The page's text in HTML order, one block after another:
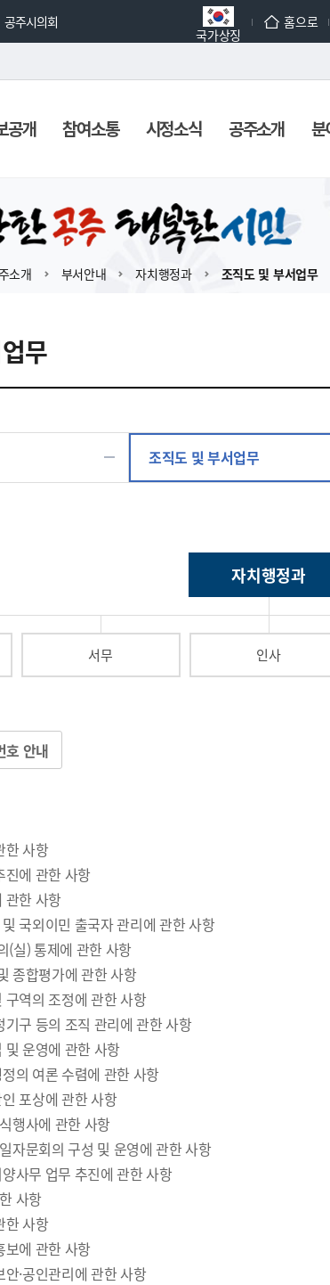
공주시의회
국가상징
홈으로
공개 참여소통 시정소식 공주소개 분
소개 부서안내 자치행정과 조직도 및 부서업무
무
조직도 및 부서업무
자치행정과
서무 인사
호 안내
한 사항
진에 관한 사항
관한 사항
국외이민 출국자 관리에 관한 사항
(실) 통제에 관한 사항
종합평가에 관한 사항
구역의 조정에 관한 사항
구 등의 조직 관리에 관한 사항
및 운영에 관한 사항
의 여론 수렴에 관한 사항
포상에 관한 사항
행사에 관한 사항
자문회의 구성 및 운영에 관한 사항
사무 업무 추진에 관한 사항
사항
한 사항
보에 관한 사항
안·공인관리에 관한 사항